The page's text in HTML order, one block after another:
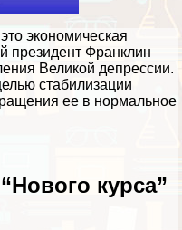
экономическая
президент Франклин
Великой депрессии.
стабилизации
ее в нормальное
курса”